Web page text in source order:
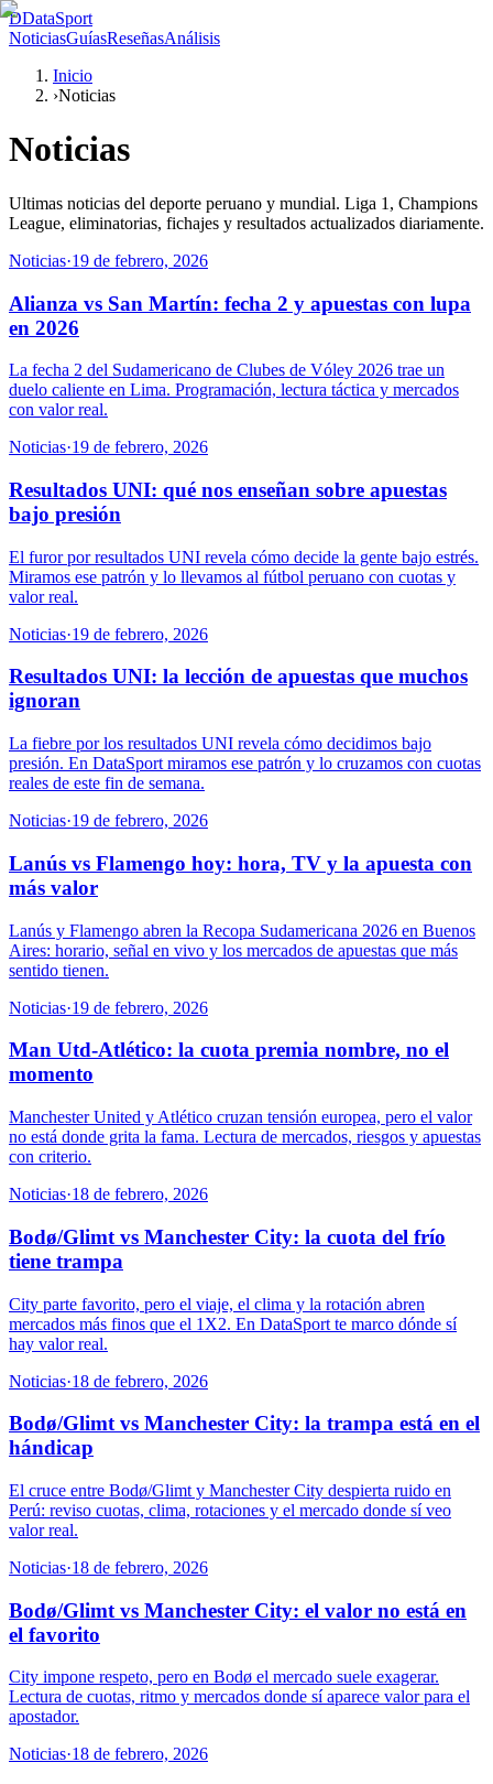
DDataSport
NoticiasGuíasReseñasAnálisis
Inicio
›Noticias
Noticias
Ultimas noticias del deporte peruano y mundial. Liga 1, Champions
League, eliminatorias, fichajes y resultados actualizados diariamente.
Noticias·19 de febrero, 2026
Alianza vs San Martín: fecha 2 y apuestas con lupa
en 2026
La fecha 2 del Sudamericano de Clubes de Vóley 2026 trae un
duelo caliente en Lima. Programación, lectura táctica y mercados
con valor real.
Noticias·19 de febrero, 2026
Resultados UNI: qué nos enseñan sobre apuestas
bajo presión
El furor por resultados UNI revela cómo decide la gente bajo estrés.
Miramos ese patrón y lo llevamos al fútbol peruano con cuotas y
valor real.
Noticias·19 de febrero, 2026
Resultados UNI: la lección de apuestas que muchos
ignoran
La fiebre por los resultados UNI revela cómo decidimos bajo
presión. En DataSport miramos ese patrón y lo cruzamos con cuotas
reales de este fin de semana.
Noticias·19 de febrero, 2026
Lanús vs Flamengo hoy: hora, TV y la apuesta con
más valor
Lanús y Flamengo abren la Recopa Sudamericana 2026 en Buenos
Aires: horario, señal en vivo y los mercados de apuestas que más
sentido tienen.
Noticias·19 de febrero, 2026
Man Utd-Atlético: la cuota premia nombre, no el
momento
Manchester United y Atlético cruzan tensión europea, pero el valor
no está donde grita la fama. Lectura de mercados, riesgos y apuestas
con criterio.
Noticias·18 de febrero, 2026
Bodø/Glimt vs Manchester City: la cuota del frío
tiene trampa
City parte favorito, pero el viaje, el clima y la rotación abren
mercados más finos que el 1X2. En DataSport te marco dónde sí
hay valor real.
Noticias·18 de febrero, 2026
Bodø/Glimt vs Manchester City: la trampa está en el
hándicap
El cruce entre Bodø/Glimt y Manchester City despierta ruido en
Perú: reviso cuotas, clima, rotaciones y el mercado donde sí veo
valor real.
Noticias·18 de febrero, 2026
Bodø/Glimt vs Manchester City: el valor no está en
el favorito
City impone respeto, pero en Bodø el mercado suele exagerar.
Lectura de cuotas, ritmo y mercados donde sí aparece valor para el
apostador.
Noticias·18 de febrero, 2026